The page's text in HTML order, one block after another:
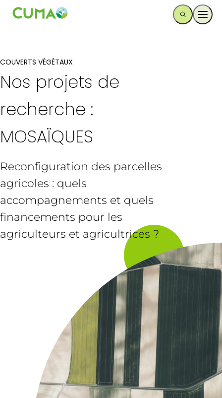
COUVERTS VÉGÉTAUX
Nos projets de
recherche :
MOSAÏQUES
Reconfiguration des parcelles
agricoles : quels
accompagnements et quels
financements pour les
agriculteurs et agricultrices ?